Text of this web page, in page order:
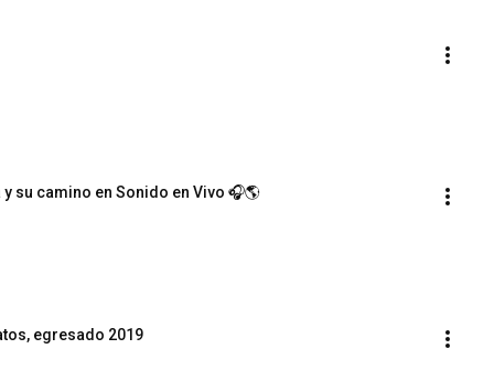
su camino en Sonido en Vivo 🎧🌎
egresado 2019